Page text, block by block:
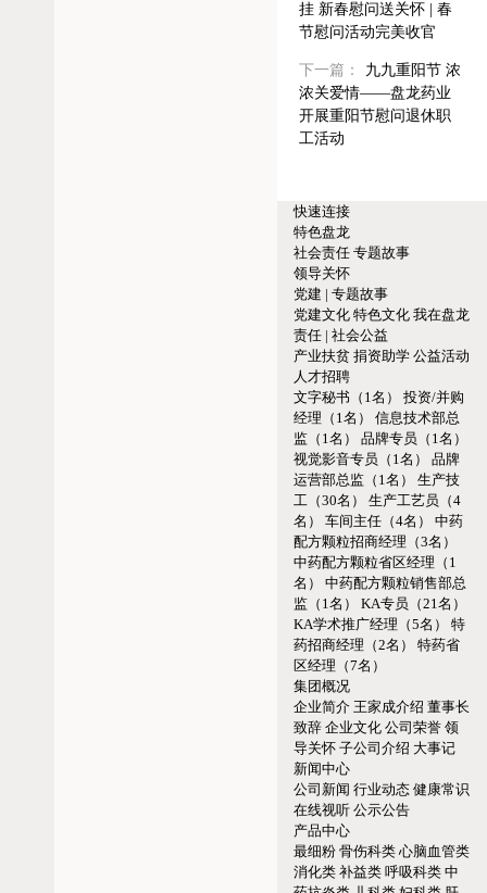
挂 新春慰问送关怀 | 春
节慰问活动完美收官
下一篇：
九九重阳节 浓
浓关爱情——盘龙药业
开展重阳节慰问退休职
工活动
快速连接
特色盘龙
社会责任 专题故事
领导关怀
党建 | 专题故事
党建文化 特色文化 我在盘龙
责任 | 社会公益
产业扶贫 捐资助学 公益活动
人才招聘
文字秘书（1名）
投资/并购
经理（1名）
信息技术部总
监（1名）
品牌专员（1名）
视觉影音专员（1名）
品牌
运营部总监（1名）
生产技
工（30名）
生产工艺员（4
名）
车间主任（4名）
中药
配方颗粒招商经理（3名）
中药配方颗粒省区经理（1
名）
中药配方颗粒销售部总
监（1名）
KA专员（21名）
KA学术推广经理（5名）
特
药招商经理（2名）
特药省
区经理（7名）
集团概况
企业简介 王家成介绍 董事长
致辞 企业文化 公司荣誉 领
导关怀 子公司介绍 大事记
新闻中心
公司新闻 行业动态 健康常识
在线视听 公示公告
产品中心
最细粉 骨伤科类 心脑血管类
消化类 补益类 呼吸科类 中